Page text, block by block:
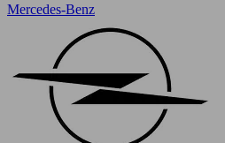
Mercedes-Benz